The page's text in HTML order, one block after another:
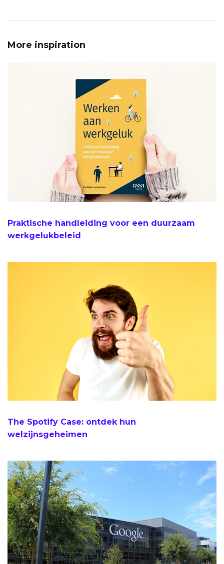
More inspiration
Praktische handleiding voor een duurzaam
werkgelukbeleid
The Spotify Case: ontdek hun
welzijnsgeheimen